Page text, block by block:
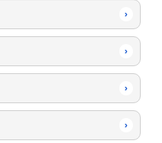
›
›
›
›